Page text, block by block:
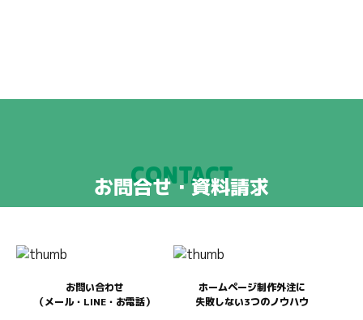
CONTACT
お問合せ・資料請求
お問い合わせ
（メール・LINE・お電話）
ホームページ制作外注に
失敗しない3つのノウハウ